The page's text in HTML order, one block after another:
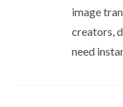
image
creators,
need